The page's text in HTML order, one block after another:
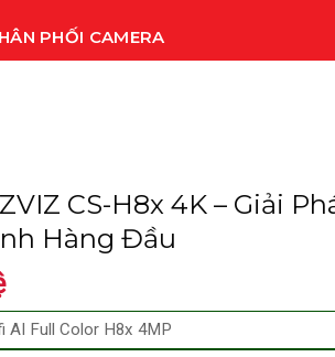
PHỐI CAMERA
CS-H8x 4K – Giải
Hàng Đầu
AI Full Color H8x 4MP